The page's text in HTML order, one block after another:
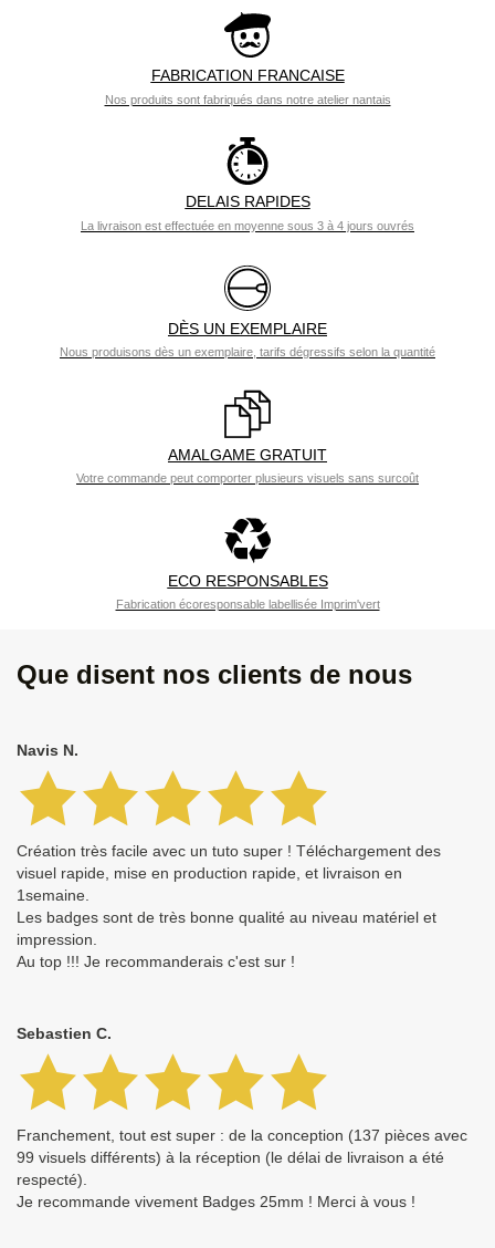
FABRICATION FRANCAISE
Nos produits sont fabriqués dans notre atelier nantais
DELAIS RAPIDES
La livraison est effectuée en moyenne sous 3 à 4 jours ouvrés
DÈS UN EXEMPLAIRE
Nous produisons dès un exemplaire, tarifs dégressifs selon la quantité
AMALGAME GRATUIT
Votre commande peut comporter plusieurs visuels sans surcoût
ECO RESPONSABLES
Fabrication écoresponsable labellisée Imprim'vert
Que disent nos clients de nous
Navis N.
Création très facile avec un tuto super ! Téléchargement des
visuel rapide, mise en production rapide, et livraison en
1semaine.
Les badges sont de très bonne qualité au niveau matériel et
impression.
Au top !!! Je recommanderais c'est sur !
Sebastien C.
Franchement, tout est super : de la conception (137 pièces avec
99 visuels différents) à la réception (le délai de livraison a été
respecté).
Je recommande vivement Badges 25mm ! Merci à vous !